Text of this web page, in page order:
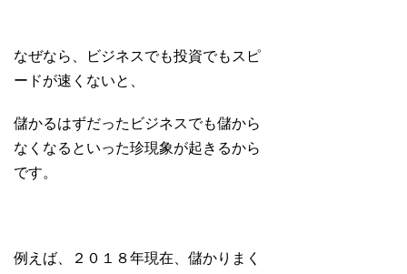
なぜなら、ビジネスでも投資でもスピ
ードが速くないと、
儲かるはずだったビジネスでも儲から
なくなるといった珍現象が起きるから
です。
例えば、２０１８年現在、儲かりまく